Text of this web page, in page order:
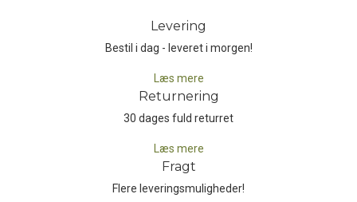
Levering
Bestil i dag - leveret i morgen!
Læs mere
Returnering
30 dages fuld returret
Læs mere
Fragt
Flere leveringsmuligheder!